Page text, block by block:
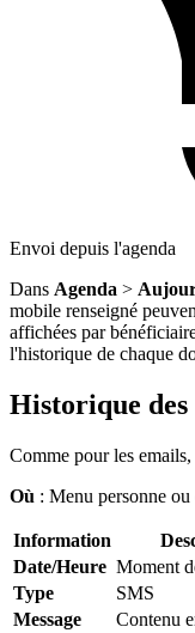
Envoi depuis l'agenda
Dans Agenda >
mobile renseigné
affichées par
l'historique de chaque
Historique des
Comme pour les
Où : Menu personne ou
Information
Date/Heure Moment
Type
SMS
Message
Contenu